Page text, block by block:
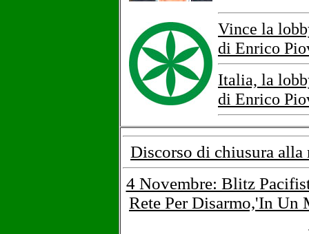
Vince la
di Enrico
Italia, la
di Enrico
Discorso di chiusura
4 Novembre: Blitz
Rete Per Disarmo,'In Un